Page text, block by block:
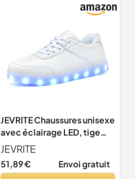
JEVRITE Chaussures unisexe
avec éclairage LED, tige
haute, rechargeables par
USB pour femmes et
hommes, paire de
JEVRITE
51,89 € Envoi gratuit